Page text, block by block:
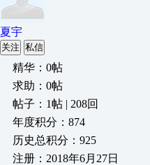
夏宇
关注 私信
精华：0帖
求助：0帖
帖子：1帖 | 208回
年度积分：874
历史总积分：925
注册：2018年6月27日